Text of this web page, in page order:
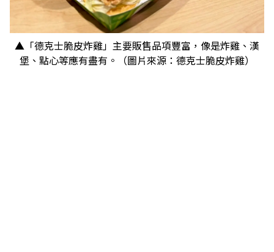
▲「德克士脆皮炸雞」主要販售品項豐富，像是炸雞、漢
堡、點心等應有盡有。（圖片來源：德克士脆皮炸雞）